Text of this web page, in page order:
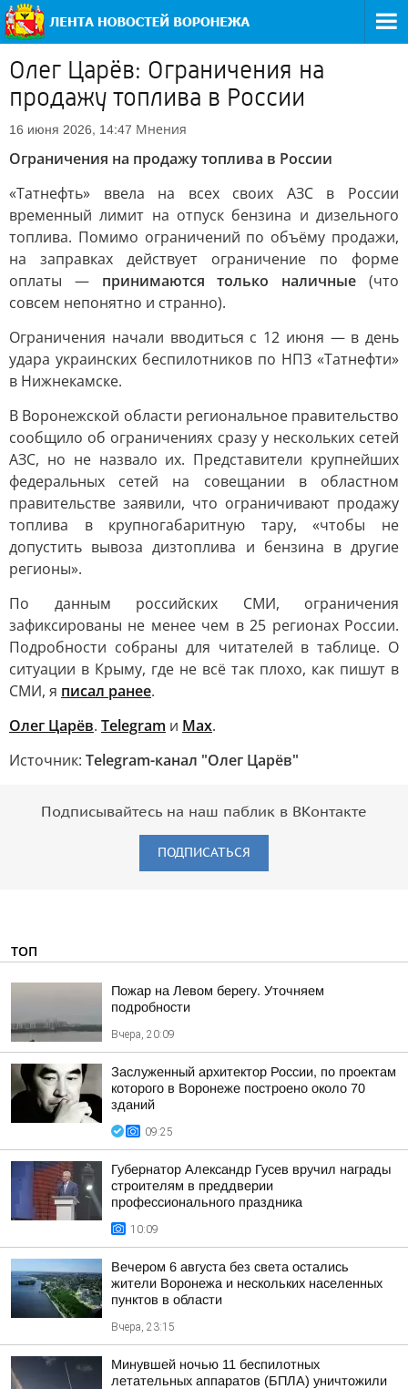
Олег Царёв: Ограничения на
продажу топлива в России
16 июня 2026, 14:47 Мнения
Ограничения на продажу топлива в России
«Татнефть» ввела на всех своих АЗС в России
временный лимит на отпуск бензина и дизельного
топлива. Помимо ограничений по объёму продажи,
на заправках действует ограничение по форме
оплаты — принимаются только наличные (что
совсем непонятно и странно).
Ограничения начали вводиться с 12 июня — в день
удара украинских беспилотников по НПЗ «Татнефти»
в Нижнекамске.
В Воронежской области региональное правительство
сообщило об ограничениях сразу у нескольких сетей
АЗС, но не назвало их. Представители крупнейших
федеральных сетей на совещании в областном
правительстве заявили, что ограничивают продажу
топлива в крупногабаритную тару, «чтобы не
допустить вывоза дизтоплива и бензина в другие
регионы».
По данным российских СМИ, ограничения
зафиксированы не менее чем в 25 регионах России.
Подробности собраны для читателей в таблице. О
ситуации в Крыму, где не всё так плохо, как пишут в
СМИ, я писал ранее.
Олег Царёв. Telegram и Max.
Источник: Telegram-канал "Олег Царёв"
Подписывайтесь на наш паблик в ВКонтакте
ПОДПИСАТЬСЯ
ТОП
Пожар на Левом берегу. Уточняем
подробности
Вчера, 20:09
Заслуженный архитектор России, по проектам
которого в Воронеже построено около 70
зданий
09:25
Губернатор Александр Гусев вручил награды
строителям в преддверии
профессионального праздника
10:09
Вечером 6 августа без света остались
жители Воронежа и нескольких населенных
пунктов в области
Вчера, 23:15
Минувшей ночью 11 беспилотных
летательных аппаратов (БПЛА) уничтожили